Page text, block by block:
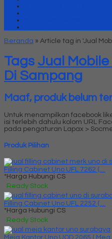
Beranda » Article tag in 'Jual
Tags Jual Mobile
Di Sampang
Maaf, produk belum
Untuk menampilkan facebook
isi terlebih dahulu kolom URL
pada pengaturan Lapax >
Produk Pilihan
Filling Cabinet Uno UFL 7262 (....
*Harga Hubungi CS
Ready Stock
Filling Cabinet Uno UFL 2252 (....
*Harga Hubungi CS
Ready Stock
Meja Kantor Uno UOD 2065 (